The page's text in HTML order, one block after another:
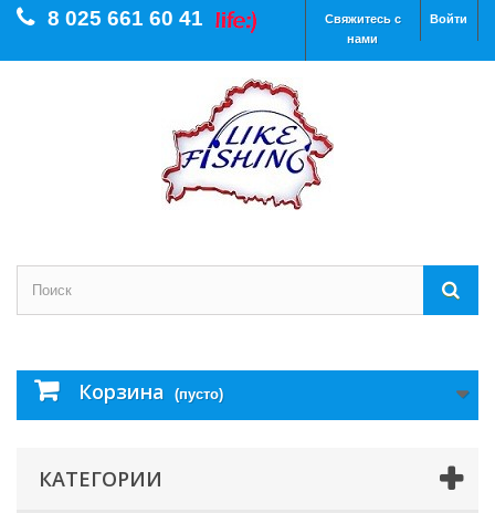
Войти
Свяжитесь с
нами
8 025 661 60 41
Корзина (пусто)
КАТЕГОРИИ